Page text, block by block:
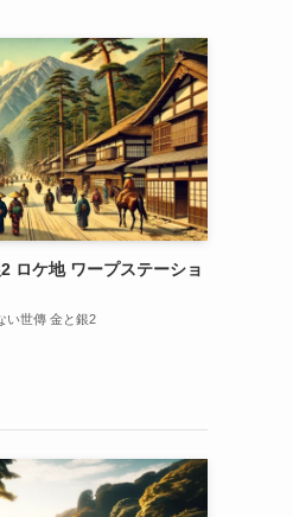
ロケ地 ワープステーショ
い世傳 金と銀2